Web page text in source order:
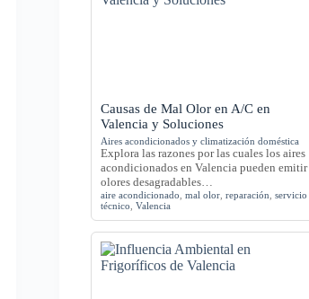
Causas de Mal Olor en A/C en
Valencia y Soluciones
Aires acondicionados y climatización doméstica
Explora las razones por las cuales los aires
acondicionados en Valencia pueden emitir
olores desagradables…
aire acondicionado ,mal olor ,reparación ,servicio
técnico ,Valencia